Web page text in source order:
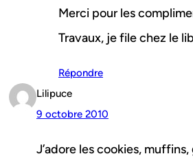
Merci pour les
Travaux, je file chez le
Répondre
Lilipuce
9 octobre 2010
J’adore les cookies,